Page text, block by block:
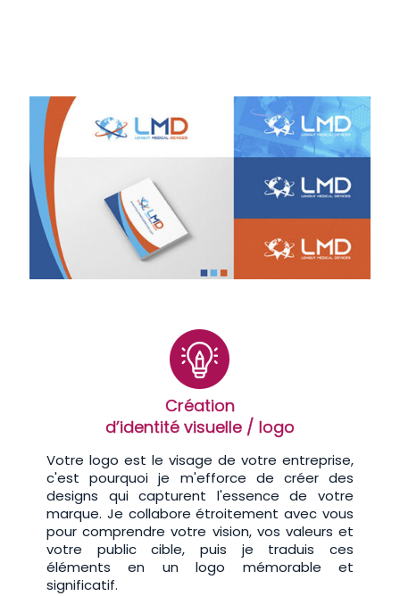
Création
d’identité visuelle / logo
Votre logo est le visage de votre entreprise,
c'est pourquoi je m'efforce de créer des
designs qui capturent l'essence de votre
marque. Je collabore étroitement avec vous
pour comprendre votre vision, vos valeurs et
votre public cible, puis je traduis ces
éléments en un logo mémorable et
significatif.